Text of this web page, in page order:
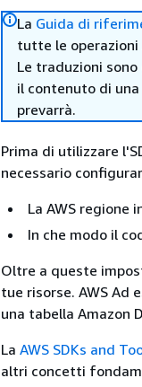
La Guida di
tutte le operazioni
Le traduzioni
il contenuto di
prevarrà.
Prima di utilizzare
necessario
La AWS regione
In che modo il
Oltre a queste
tue risorse. AWS Ad
una tabella Amazon
La AWS SDKs and
altri concetti